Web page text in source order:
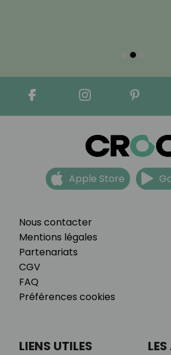
Nous contacter
Mentions légales
Partenariats
CGV
FAQ
Préférences cookies
Apple Store
LIENS UTILES